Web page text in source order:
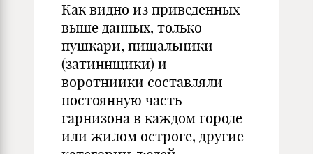
Как видно из приведенных
выше данных, только
пушкари, пищальники
(затиннщики) и
воротниики составляли
постоянную часть
гарнизона в каждом городе
или жилом остроге, другие